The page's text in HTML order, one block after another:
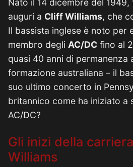
Nato il 14 dicembre del
auguri a Cliff Williams, che
Il bassista inglese è noto per
membro degli AC/DC fino al
quasi 40 anni di permanenza
formazione australiana – il
suo ultimo concerto in
britannico come ha iniziato a
AC/DC?
Gli inizi della
Williams